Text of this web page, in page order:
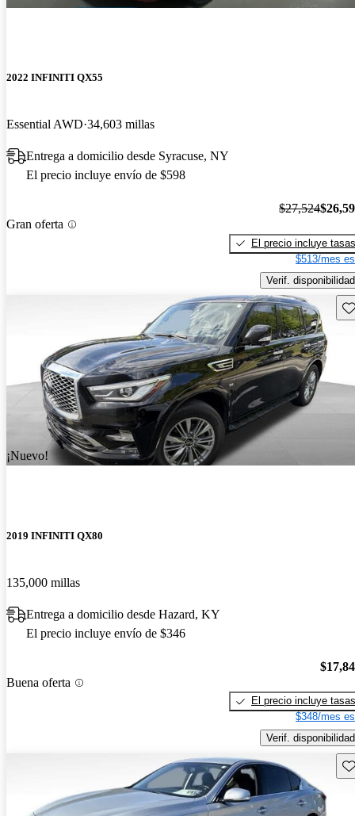
2022 INFINITI QX55
Essential AWD 34,603 millas
Entrega a domicilio desde Syracuse, NY
El precio incluye envío de $598
Gran oferta
$27,524
El precio incluye tasas
$513/mes
Verif. disponibilidad
¡Nuevo!
2019 INFINITI QX80
135,000 millas
Entrega a domicilio desde Hazard, KY
El precio incluye envío de $346
Buena oferta
El precio incluye tasas
$348/mes
Verif. disponibilidad